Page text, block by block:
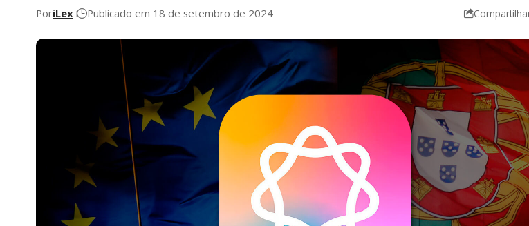
PoriLex Publicado em 18 de setembro de 2024